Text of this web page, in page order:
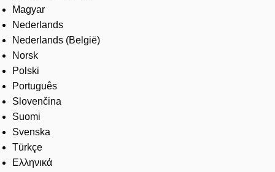
Magyar
Nederlands
Nederlands (België)
Norsk
Polski
Português
Slovenčina
Suomi
Svenska
Türkçe
Ελληνικά